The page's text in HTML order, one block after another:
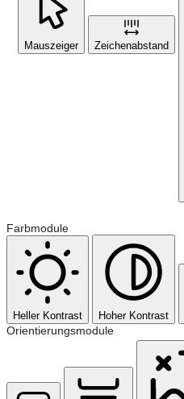
Mauszeiger Zeichenabstand
Farbmodule
Heller Kontrast Hoher Kontrast
Orientierungsmodule